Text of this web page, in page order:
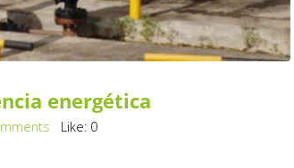
energética
Like: 0